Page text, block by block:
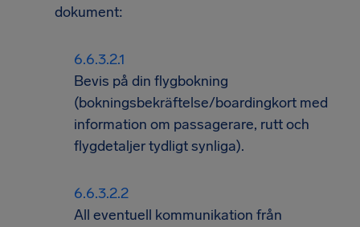
dokument:
Bevis på din flygbokning
(bokningsbekräftelse/boardingkort med
information om passagerare, rutt och
flygdetaljer tydligt synliga).
All eventuell kommunikation från